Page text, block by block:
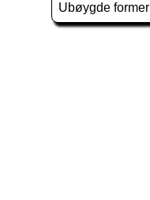
Ubøygde former